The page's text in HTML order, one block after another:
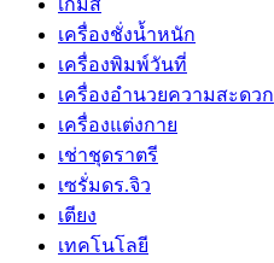
เครื่องชั่งน้ำหนัก
เครื่องพิมพ์วันที่
เครื่องอำนวยความสะดวก
เครื่องแต่งกาย
เช่าชุดราตรี
เซรั่มดร.จิว
เตียง
เทคโนโลยี